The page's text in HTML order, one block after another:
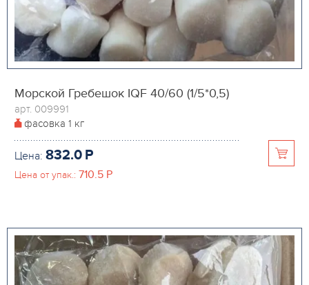
Морской Гребешок IQF 40/60 (1/5*0,5)
арт. 009991
фасовка 1 кг
Цена: 832.0 P
Цена от упак.: 710.5 P